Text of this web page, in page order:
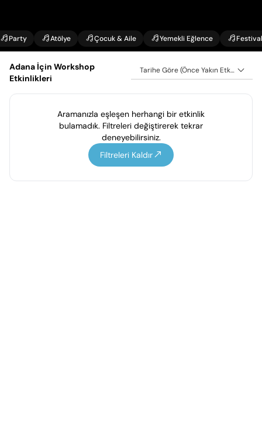
Party Atölye Çocuk & Aile Yemekli Eğlence Festival
Adana İçin Workshop
Etkinlikleri
Tarihe Göre (Önce Yakın Etkinlikler)
Aramanızla eşleşen herhangi bir etkinlik
bulamadık. Filtreleri değiştirerek tekrar
deneyebilirsiniz.
Filtreleri Kaldır